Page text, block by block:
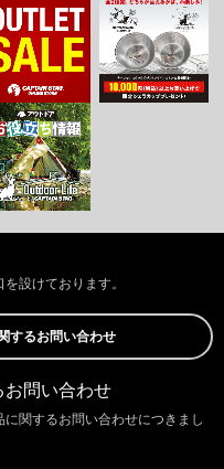
設けております。
するお問い合わせ
お問い合わせ
関するお問い合わせにつきまし